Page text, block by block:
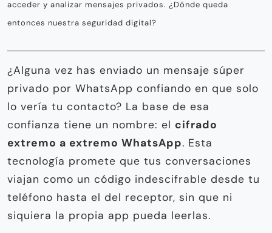
acceder y analizar mensajes privados. ¿Dónde queda
entonces nuestra seguridad digital?
¿Alguna vez has enviado un mensaje súper
privado por WhatsApp confiando en que solo
lo vería tu contacto? La base de esa
confianza tiene un nombre: el cifrado
extremo a extremo WhatsApp. Esta
tecnología promete que tus conversaciones
viajan como un código indescifrable desde tu
teléfono hasta el del receptor, sin que ni
siquiera la propia app pueda leerlas.